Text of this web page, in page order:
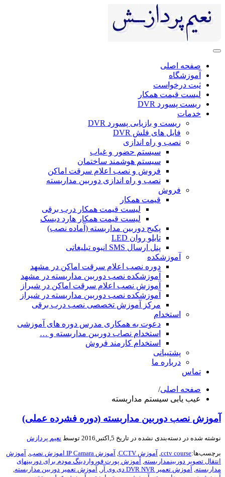
صفحه اصلی
آموزشگاه
ثبت درخواست
لیست قیمت همکار
ریست پسورد DVR
خدمات
ریست و بازیابی پسورد DVR
فایل های فلش DVR
نصب و راه اندازی
سیستم حضور و غیاب
سیستم هوشمند ساختمان
فروش و نصب اعلام سرقت اماکن
نصب و راه اندازی دوربین مداربسته
فروش
قیمت همکار
لیست قیمت همکار درب برقی
لیست قیمت همکار هارد دیسک
پکیج دوربین مداربسته (آماده نصب)
تابلو روان LED
پنل ارسال SMS انبوه تبلیغاتی
آموزشکده
دوره نصب اعلام سرقت اماکن در مشهد
آموزشکده نصب دوربین مداربسته در مشهد
آموزش نصب اعلام سرقت اماکن در شیراز
آموزشکده نصب دوربین مداربسته در شیراز
مرکز آموزش تخصصی نصب درب برقی
استخدام
دعوت به همکاری مدرس دوره های آموزشی
استخدام نصاب دوربین مداربسته و …
استخدام کارمند فروش
پشتیبانی
درباره ما
تماس
صفحه اصلی/
عیب یابی سیستم مداربسته
نصب دوربین مداربسته (دوره فشرده عملی)
شده در دسته‌بندی نشدهدر تاریخ 5,اکتبر,2016 توسط
نعیم پردازش
cctv course
,آموزش CCTV ,آموزش IP Camara اموزش نصب ,آموزش
تصویر دوربینمداربسته,آموزش پورت فورواردینگ مودم برای دوربینهای
,آموزش تعمیر DVR NVR دی وی آر , آموزش تعمیر دوربین مداربسته,